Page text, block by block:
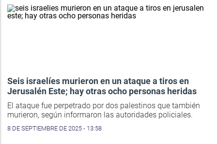
Seis israelíes murieron en un ataque a tiros en
Jerusalén Este; hay otras ocho personas heridas
El ataque fue perpetrado por dos palestinos que también
murieron, según informaron las autoridades policiales.
8 DE SEPTIEMBRE DE 2025 - 13:58